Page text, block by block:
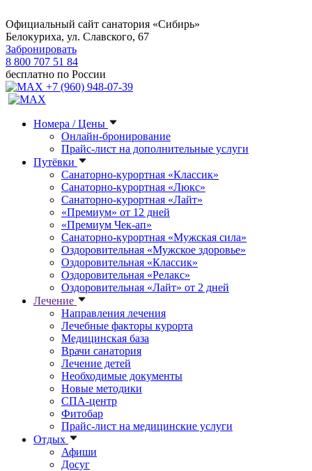
Официальный сайт санатория «Сибирь»
Белокуриха, ул. Славского, 67
Забронировать
8 800 707 51 84
бесплатно по России
+7 (960) 948-07-39
Номера / Цены
Онлайн-бронирование
Прайс-лист на дополнительные услуги
Путёвки
Санаторно-курортная «Классик»
Санаторно-курортная «Люкс»
Санаторно-курортная «Лайт»
«Премиум» от 12 дней
«Премиум Чек-ап»
Санаторно-курортная «Мужская сила»
Оздоровительная «Мужское здоровье»
Оздоровительная «Классик»
Оздоровительная «Релакс»
Оздоровительная «Лайт» от 2 дней
Лечение
Направления лечения
Лечебные факторы курорта
Медицинская база
Врачи санатория
Лечение детей
Необходимые документы
Новые методики
СПА-центр
Фитобар
Прайс-лист на медицинские услуги
Отдых
Афиши
Досуг